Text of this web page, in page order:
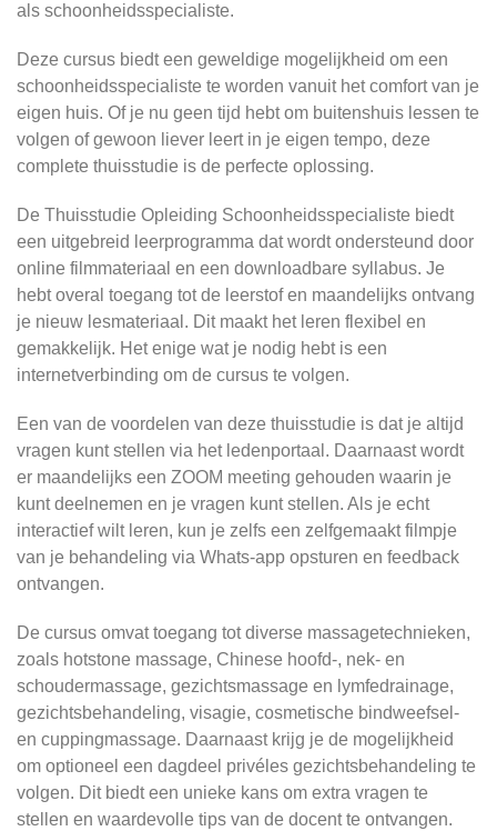
als schoonheidsspecialiste.
Deze cursus biedt een geweldige mogelijkheid om een
schoonheidsspecialiste te worden vanuit het comfort van je
eigen huis. Of je nu geen tijd hebt om buitenshuis lessen te
volgen of gewoon liever leert in je eigen tempo, deze
complete thuisstudie is de perfecte oplossing.
De Thuisstudie Opleiding Schoonheidsspecialiste biedt
een uitgebreid leerprogramma dat wordt ondersteund door
online filmmateriaal en een downloadbare syllabus. Je
hebt overal toegang tot de leerstof en maandelijks ontvang
je nieuw lesmateriaal. Dit maakt het leren flexibel en
gemakkelijk. Het enige wat je nodig hebt is een
internetverbinding om de cursus te volgen.
Een van de voordelen van deze thuisstudie is dat je altijd
vragen kunt stellen via het ledenportaal. Daarnaast wordt
er maandelijks een ZOOM meeting gehouden waarin je
kunt deelnemen en je vragen kunt stellen. Als je echt
interactief wilt leren, kun je zelfs een zelfgemaakt filmpje
van je behandeling via Whats-app opsturen en feedback
ontvangen.
De cursus omvat toegang tot diverse massagetechnieken,
zoals hotstone massage, Chinese hoofd-, nek- en
schoudermassage, gezichtsmassage en lymfedrainage,
gezichtsbehandeling, visagie, cosmetische bindweefsel-
en cuppingmassage. Daarnaast krijg je de mogelijkheid
om optioneel een dagdeel privéles gezichtsbehandeling te
volgen. Dit biedt een unieke kans om extra vragen te
stellen en waardevolle tips van de docent te ontvangen.